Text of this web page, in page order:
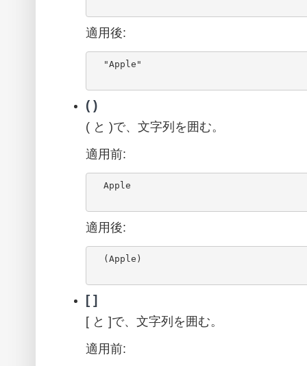
適用後:
( )
( と )で、文字列を囲む。
適用前:
  Apple
適用後:
[ ]
[ と ]で、文字列を囲む。
適用前: